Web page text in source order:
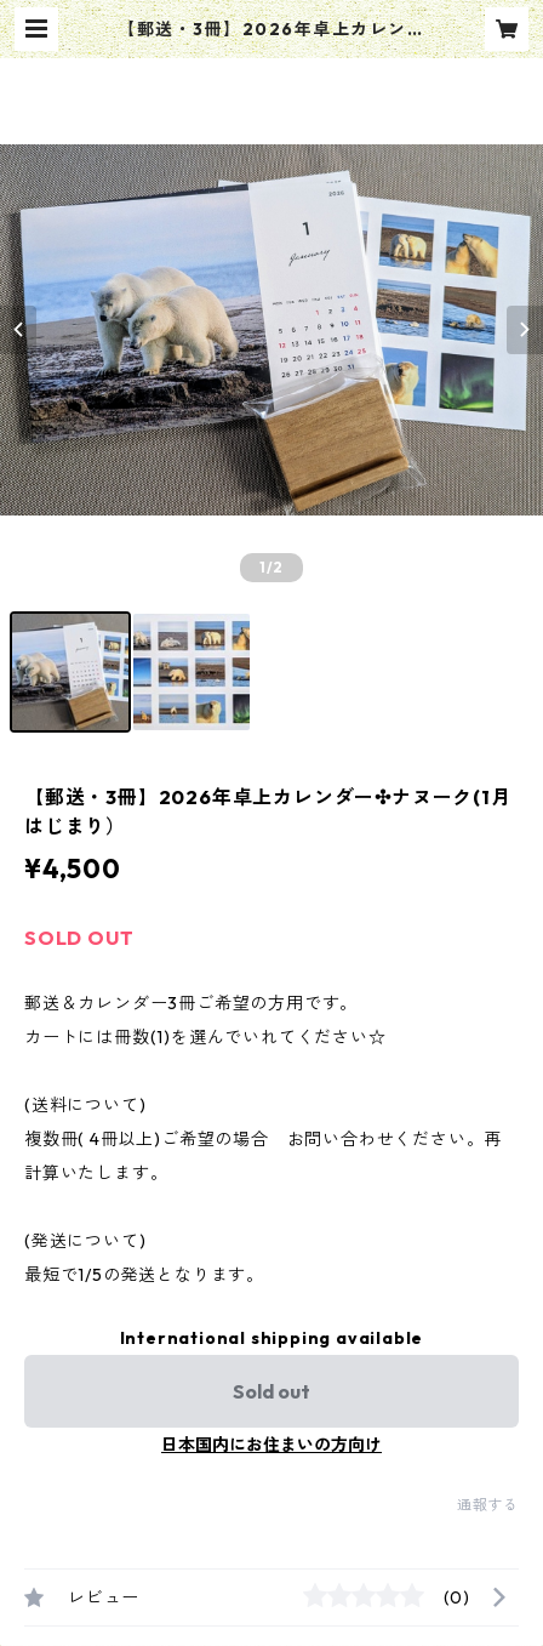
【郵送・3冊】2026年卓上カレンダ
ー✣ナヌーク(1月はじまり） | Cup-
1/2
【郵送・3冊】2026年卓上カレンダー✣ナヌーク(1月
はじまり）
¥4,500
SOLD OUT
郵送＆カレンダー3冊ご希望の方用です。
カートには冊数(1)を選んでいれてください☆
(送料について)
複数冊( 4冊以上)ご希望の場合 お問い合わせください。再
計算いたします。
(発送について)
最短で1/5の発送となります。
International shipping available
Sold out
日本国内にお住まいの方向け
通報する
レビュー (0)